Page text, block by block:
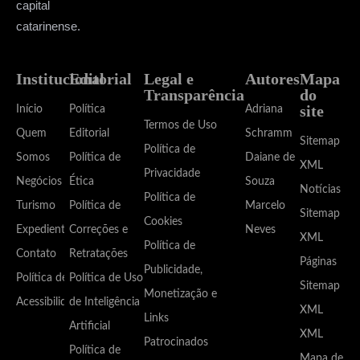
capital
catarinense.
Institucional
Início
Quem
Somos
Negócios
Turismo
Expediente
Contato
Política de
Acessibilidade
Editorial
Política
Editorial
Política de
Ética
Política de
Correções e
Retratações
Política de Uso
de Inteligência
Artificial
Política de
Legal e
Transparência
Termos de Uso
Política de
Privacidade
Política de
Cookies
Política de
Publicidade,
Monetização e
Links
Patrocinados
Autores
Adriana
Schramm
Daiane de
Souza
Marcelo
Neves
Mapa
do
site
Sitemap
XML
Notícias
Sitemap
XML
Páginas
Sitemap
XML
XML